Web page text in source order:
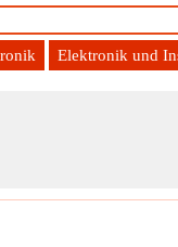
Elektronik und